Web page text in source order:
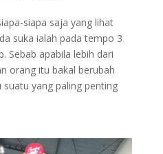
siapa saja yang lihat
suka ialah pada tempo 3
Sebab apabila lebih dari
orang itu bakal berubah
yang paling penting